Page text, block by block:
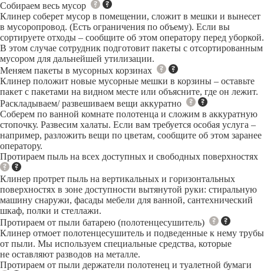
Собираем весь мусор
Клинер соберет мусор в помещении, сложит в мешки и вынесет
в мусоропровод. (Есть ограничения по объему). Если вы
сортируете отходы – сообщите об этом оператору перед уборкой.
В этом случае сотрудник подготовит пакеты с отсортированным
мусором для дальнейшей утилизации.
Меняем пакеты в мусорных корзинах
Клинер положит новые мусорные мешки в корзины – оставьте
пакет с пакетами на видном месте или объясните, где он лежит.
Раскладываем/ развешиваем вещи аккуратно
Соберем по ванной комнате полотенца и сложим в аккуратную
стопочку. Развесим халаты. Если вам требуется особая услуга –
например, разложить вещи по цветам, сообщите об этом заранее
оператору.
Протираем пыль на всех доступных и свободных поверхностях
Клинер протрет пыль на вертикальных и горизонтальных
поверхностях в зоне доступности вытянутой руки: стиральную
машину снаружи, фасады мебели для ванной, сантехнический
шкаф, полки и стеллажи.
Протираем от пыли батарею (полотенцесушитель)
Клинер отмоет полотенцесушитель и подведенные к нему трубы
от пыли. Мы используем специальные средства, которые
не оставляют разводов на металле.
Протираем от пыли держатели полотенец и туалетной бумаги